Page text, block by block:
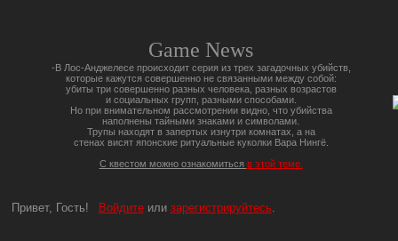
Game News
-В Лос-Анджелесе происходит серия из трех загадочных убийств,
которые кажутся совершенно не связанными между собой:
убиты три совершенно разных человека, разных возрастов
и социальных групп, разными способами.
Но при внимательном рассмотрении видно, что убийства
наполнены тайными знаками и символами.
Трупы находят в запертых изнутри комнатах, а на
стенах висят японские ритуальные куколки Вара Нингё.
С квестом можно ознакомиться в этой теме.
Привет, Гость! Войдитеили зарегистрируйтесь.